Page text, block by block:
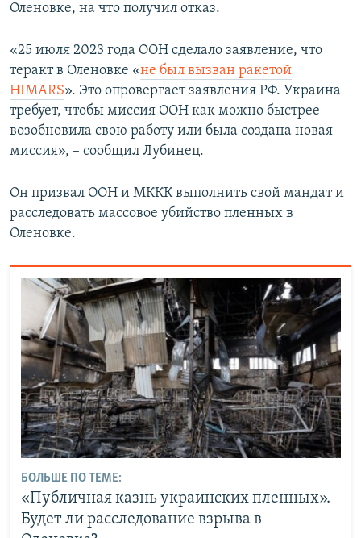
Оленовке, на что получил отказ.
«25 июля 2023 года ООН сделало заявление, что
теракт в Оленовке «не был вызван ракетой
HIMARS». Это опровергает заявления РФ. Украина
требует, чтобы миссия ООН как можно быстрее
возобновила свою работу или была создана новая
миссия», – сообщил Лубинец.
Он призвал ООН и МККК выполнить свой мандат и
расследовать массовое убийство пленных в
Оленовке.
БОЛЬШЕ ПО ТЕМЕ:
«Публичная казнь украинских пленных».
Будет ли расследование взрыва в